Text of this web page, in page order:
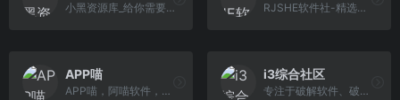
小黑资源库_给你需要的绿色资源 RJSHE软件社-精选互联网优秀软件分享、电脑技术、经验教程、IT科技资讯为一体的的站点、安全、绿色、放心,致力于为广大的网友提供绿色资源。
APP喵
APP喵，阿喵软件，软件猫，发现互联网有趣好用软件资源，精选软件资源分享下载站，分享好玩有趣应用，网站，IT科技资讯，资源，站长工具，极客教程等
i3综合社区
专注于破解软件、破解游戏、安卓破解App下载！打造一个专业安全软件下载站、以及技术教程分享基地！